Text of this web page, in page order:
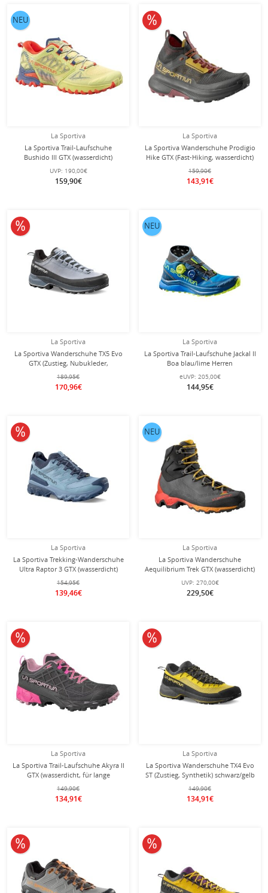
La Sportiva
La Sportiva Trail-Laufschuhe
Bushido III GTX (wasserdicht)
gelb/blau/orange Damen
UVP: 190,00€
159,90€
NEU
La Sportiva
La Sportiva Wanderschuhe Prodigio
Hike GTX (Fast-Hiking, wasserdicht)
schwarz/savanagelb Herren
159,90€
143,91€
10% reduziert
La Sportiva
La Sportiva Wanderschuhe TX5 Evo
GTX (Zustieg, Nubukleder,
wasserdicht) blaugrau/schwarz
Damen
189,95€
170,96€
10% reduziert
La Sportiva
La Sportiva Trail-Laufschuhe Jackal II
Boa blau/lime Herren
eUVP: 205,00€
144,95€
NEU
La Sportiva
La Sportiva Trekking-Wanderschuhe
Ultra Raptor 3 GTX (wasserdicht)
stoneblau/nachtblau Damen
154,95€
139,46€
10% reduziert
La Sportiva
La Sportiva Wanderschuhe
Aequilibrium Trek GTX (wasserdicht)
carbongrau/schwarz Herren
UVP: 270,00€
229,50€
NEU
La Sportiva
La Sportiva Trail-Laufschuhe Akyra II
GTX (wasserdicht, für lange
Strecken) 2024 schwarz/rose Damen
149,90€
134,91€
10% reduziert
La Sportiva
La Sportiva Wanderschuhe TX4 Evo
ST (Zustieg, Synthetik) schwarz/gelb
Herren
149,90€
134,91€
10% reduziert
10% reduziert 10% reduziert